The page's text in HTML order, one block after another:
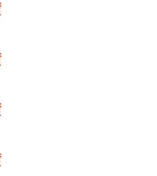
und Ombudsperson